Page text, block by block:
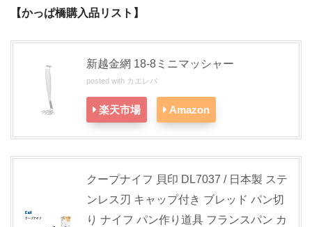
【かっぱ橋購入品リスト】
新越金網 18-8ミニマッシャー
posted with カエレバ
楽天市場 Amazon
クープナイフ 貝印 DL7037 / 日本製 ステ
ンレス刃 キャップ付き ブレッド パン切
り ナイフ パン作り道具 フランスパン カ